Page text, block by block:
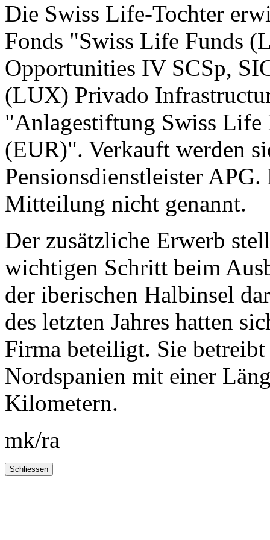
Die Swiss Life-Tochter
Fonds "Swiss Life Funds
Opportunities IV SCSp,
(LUX) Privado
"Anlagestiftung Swiss
(EUR)". Verkauft werden
Pensionsdienstleister
Mitteilung nicht genannt.
Der zusätzliche Erwerb
wichtigen Schritt beim
der iberischen Halbinsel
des letzten Jahres hatten
Firma beteiligt. Sie
Nordspanien mit einer
Kilometern.
mk/ra
Schliessen